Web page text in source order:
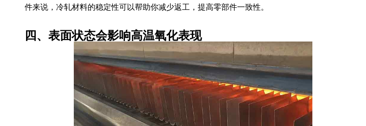
件来说，冷轧材料的稳定性可以帮助你减少返工，提高零部件一致性。
四、表面状态会影响高温氧化表现